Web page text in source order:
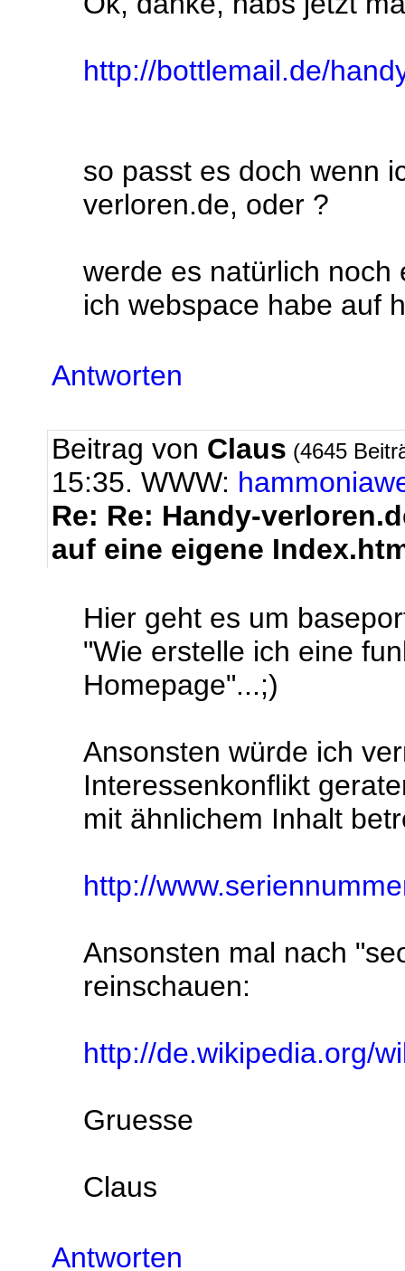
http://bottlemail.de/
so passt es doch wenn
verloren.de, oder ?
werde es natürlich
ich webspace habe auf
Antworten
Beitrag von Claus (4645
15:35. WWW:
Re: Re: Handy-
auf eine eigene
Hier geht es um
"Wie erstelle ich eine
Homepage"...;)
Ansonsten würde ich
Interessenkonflikt
mit ähnlichem Inhalt
http://
Ansonsten mal nach
reinschauen:
http://de.wikipedia.org/
Gruesse
Claus
Antworten